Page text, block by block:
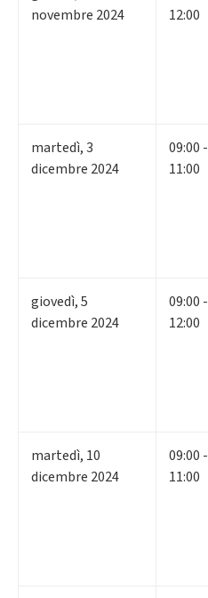
novembre 2024
12:00
martedì,3
dicembre 2024
09:00 -
11:00
giovedì,5
dicembre 2024
09:00 -
12:00
martedì, 10
dicembre 2024
09:00 -
11:00